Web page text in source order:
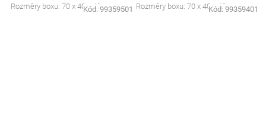
Rozměry boxu: 70 x 40 x 40 cm.
Kód: 99359501 Rozměry boxu: 70 x 40 x 40 cm.
Kód: 99359401